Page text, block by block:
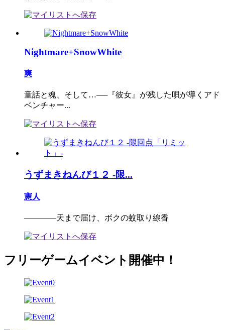
Nightmare+SnowWhite
爽
童話と魂、そして…──『彼女』が残した唄が導くアド
ベンチャー...
うずまきねんび１２ -限...
憲人
――――天まで届け、ボクの蚊取り線香
フリーゲームイベント開催中！